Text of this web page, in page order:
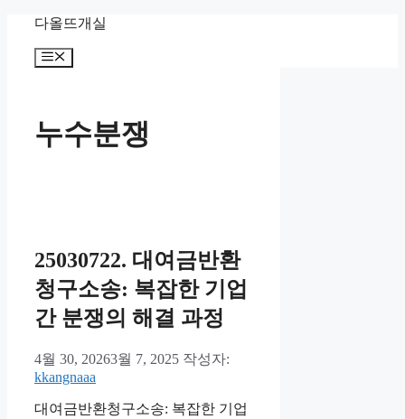
다올뜨개실
메
누수분쟁
25030722. 대여금반환
청구소송: 복잡한 기업
간 분쟁의 해결 과정
4월 30, 20263월 7, 2025 작성자:
kkangnaaa
대여금반환청구소송: 복잡한 기업